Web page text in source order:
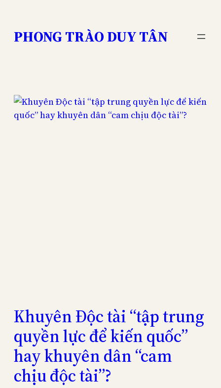
content
PHONG TRÀO DUY TÂN
Khuyên Độc tài “tập trung
quyền lực để kiến quốc”
hay khuyên dân “cam
chịu độc tài”?